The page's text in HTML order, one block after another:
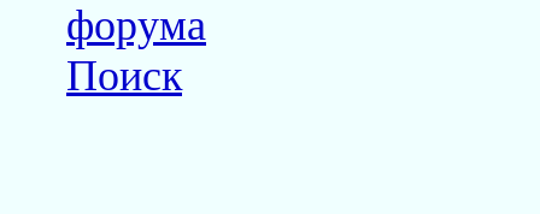
форума
Поиск